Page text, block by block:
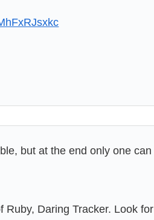
but at the end only one can
Ruby, Daring Tracker. Look for